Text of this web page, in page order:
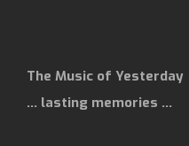
The Music of Yesterday
… lasting memories …